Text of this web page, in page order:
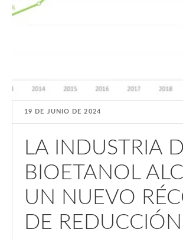
19 DE JUNIO DE 2024
LA INDUSTRIA
BIOETANOL
UN NUEVO
DE